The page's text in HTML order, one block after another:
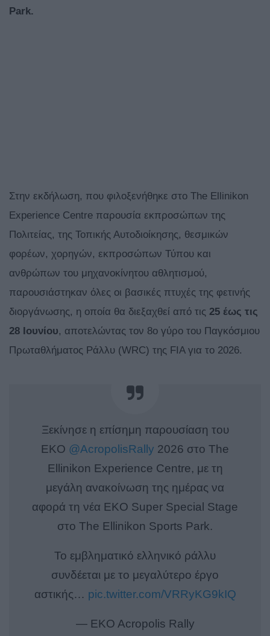
Park.
Στην εκδήλωση, που φιλοξενήθηκε στο The Ellinikon
Experience Centre παρουσία εκπροσώπων της
Πολιτείας, της Τοπικής Αυτοδιοίκησης, θεσμικών
φορέων, χορηγών, εκπροσώπων Τύπου και
ανθρώπων του μηχανοκίνητου αθλητισμού,
παρουσιάστηκαν όλες οι βασικές πτυχές της φετινής
διοργάνωσης, η οποία θα διεξαχθεί από τις 25 έως τις
28 Ιουνίου, αποτελώντας τον 8ο γύρο του Παγκόσμιου
Πρωταθλήματος Ράλλυ (WRC) της FIA για το 2026.
Ξεκίνησε η επίσημη παρουσίαση του
EKO @AcropolisRally 2026 στο The
Εllinikon Experience Centre, με τη
μεγάλη ανακοίνωση της ημέρας να
αφορά τη νέα EKO Super Special Stage
στο The Εllinikon Sports Park.
Το εμβληματικό ελληνικό ράλλυ
συνδέεται με το μεγαλύτερο έργο
αστικής… pic.twitter.com/VRRyKG9kIQ
— EKO Acropolis Rally